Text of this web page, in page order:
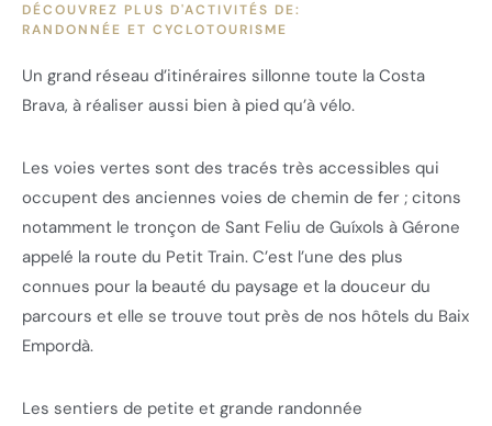
DÉCOUVREZ PLUS D'ACTIVITÉS DE:
RANDONNÉE ET CYCLOTOURISME
Un grand réseau d’itinéraires sillonne toute la Costa
Brava, à réaliser aussi bien à pied qu’à vélo.
Les voies vertes sont des tracés très accessibles qui
occupent des anciennes voies de chemin de fer ; citons
notamment le tronçon de Sant Feliu de Guíxols à Gérone
appelé la route du Petit Train. C’est l’une des plus
connues pour la beauté du paysage et la douceur du
parcours et elle se trouve tout près de nos hôtels du Baix
Empordà.
Les sentiers de petite et grande randonnée